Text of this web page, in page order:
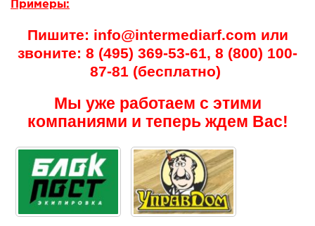
Примеры:
Пишите: info@intermediarf.com или
звоните: 8 (495) 369-53-61, 8 (800) 100-
87-81 (бесплатно)
Мы уже работаем с этими
компаниями и теперь ждем Вас!